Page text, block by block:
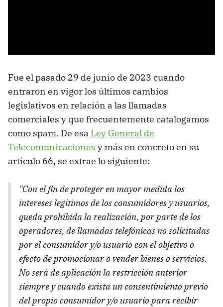
Fue el pasado 29 de junio de 2023 cuando
entraron en vigor los últimos cambios
legislativos en relación a las llamadas
comerciales y que frecuentemente catalogamos
como spam. De esa Ley General de
Telecomunicaciones y más en concreto en su
artículo 66, se extrae lo siguiente:
"Con el fin de proteger en mayor medida los
intereses legítimos de los consumidores y usuarios,
queda prohibida la realización, por parte de los
operadores, de llamadas telefónicas no solicitadas
por el consumidor y/o usuario con el objetivo o
efecto de promocionar o vender bienes o servicios.
No será de aplicación la restricción anterior
siempre y cuando exista un consentimiento previo
del propio consumidor y/o usuario para recibir